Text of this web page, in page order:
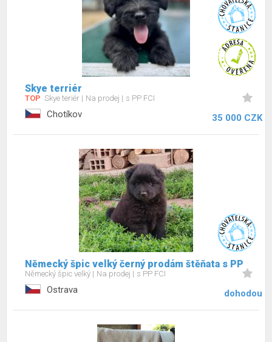
Skye terriér
TOP Skye teriér Na prodej s PP FCI
Chotíkov 35 000 CZK
Německý špic velký černý prodám štěňata s PP
Německý špic velký Na prodej s PP FCI
Ostrava dohodou